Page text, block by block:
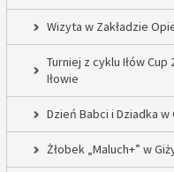
Wizyta w Zakładzie
Turniej z cyklu Iłów
Iłowie
Dzień Babci i Dziadka w
Żłobek „Maluch+” w